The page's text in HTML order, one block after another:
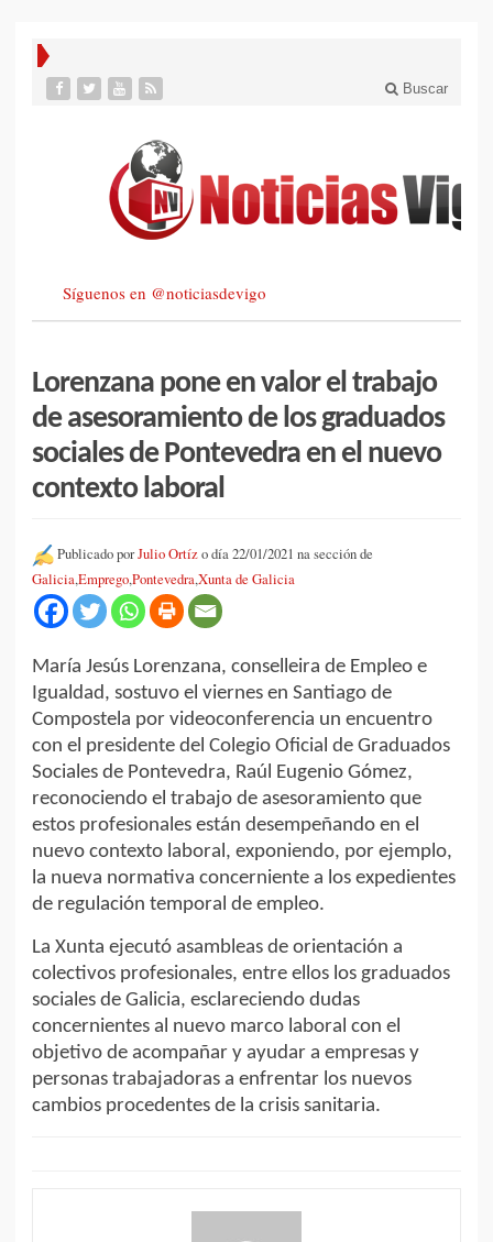
Buscar
Síguenos en @noticiasdevigo
Lorenzana pone en valor el trabajo
de asesoramiento de los graduados
sociales de Pontevedra en el nuevo
contexto laboral
Publicado porJulio Ortízo día 22/01/2021 na sección de
Galicia,Emprego,Pontevedra,Xunta de Galicia
María Jesús Lorenzana, conselleira de Empleo e
Igualdad, sostuvo el viernes en Santiago de
Compostela por videoconferencia un encuentro
con el presidente del Colegio Oficial de Graduados
Sociales de Pontevedra, Raúl Eugenio Gómez,
reconociendo el trabajo de asesoramiento que
estos profesionales están desempeñando en el
nuevo contexto laboral, exponiendo, por ejemplo,
la nueva normativa concerniente a los expedientes
de regulación temporal de empleo.
La Xunta ejecutó asambleas de orientación a
colectivos profesionales, entre ellos los graduados
sociales de Galicia, esclareciendo dudas
concernientes al nuevo marco laboral con el
objetivo de acompañar y ayudar a empresas y
personas trabajadoras a enfrentar los nuevos
cambios procedentes de la crisis sanitaria.